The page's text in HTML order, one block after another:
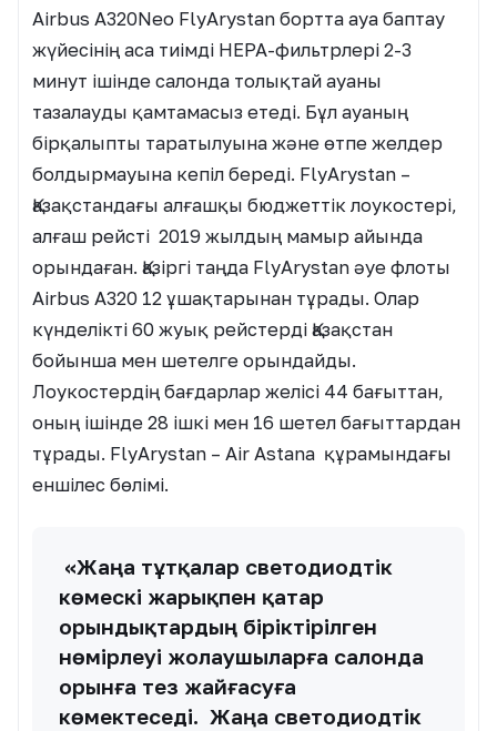
Airbus A320Neo FlyArystan бортта ауа баптау
жүйесінің аса тиімді HEPA-фильтрлері 2-3
минут ішінде салонда толықтай ауаны
тазалауды қамтамасыз етеді. Бұл ауаның
бірқалыпты таратылуына және өтпе желдер
болдырмауына кепіл береді. FlyArystan –
Қазақстандағы алғашқы бюджеттік лоукостері,
алғаш рейсті 2019 жылдың мамыр айында
орындаған. Қазіргі таңда FlyArystan әуе флоты
Airbus A320 12 ұшақтарынан тұрады. Олар
күнделікті 60 жуық рейстерді Қазақстан
бойынша мен шетелге орындайды.
Лоукостердің бағдарлар желісі 44 бағыттан,
оның ішінде 28 ішкі мен 16 шетел бағыттардан
тұрады. FlyArystan – Air Astana құрамындағы
еншілес бөлімі.
«Жаңа тұтқалар светодиодтік
көмескі жарықпен қатар
орындықтардың біріктірілген
нөмірлеуі жолаушыларға салонда
орынға тез жайғасуға
көмектеседі. Жаңа светодиодтік